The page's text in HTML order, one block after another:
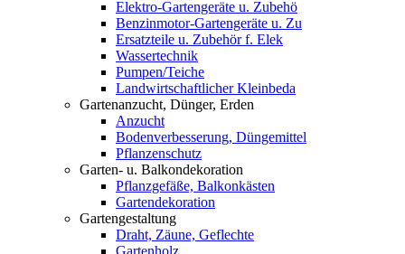
Elektro-Gartengeräte u. Zubehö
Benzinmotor-Gartengeräte u. Zu
Ersatzteile u. Zubehör f. Elek
Wassertechnik
Pumpen/Teiche
Landwirtschaftlicher Kleinbeda
Gartenanzucht, Dünger, Erden
Anzucht
Bodenverbesserung, Düngemittel
Pflanzenschutz
Garten- u. Balkondekoration
Pflanzgefäße, Balkonkästen
Gartendekoration
Gartengestaltung
Draht, Zäune, Geflechte
Gartenholz